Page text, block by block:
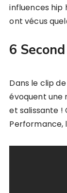
influences hip
ont vécus
6
Dans le clip
évoquent une
et salissante !
Performance,